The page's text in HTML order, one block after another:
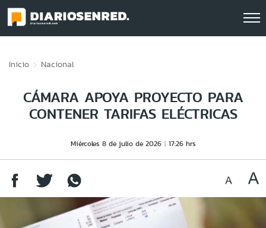
Inicio Nacional
CÁMARA APOYA PROYECTO PARA
CONTENER TARIFAS ELÉCTRICAS
Miércoles 8 de julio de 2026 17:26 hrs